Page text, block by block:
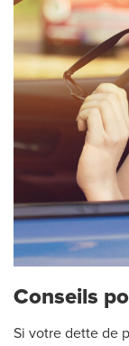
Conseils
Si votre dette de